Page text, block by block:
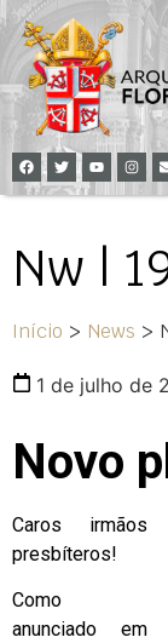
Nw |
Início > News >
1 de julho de
Novo
Caros irmãos
presbíteros!
Como
anunciado em